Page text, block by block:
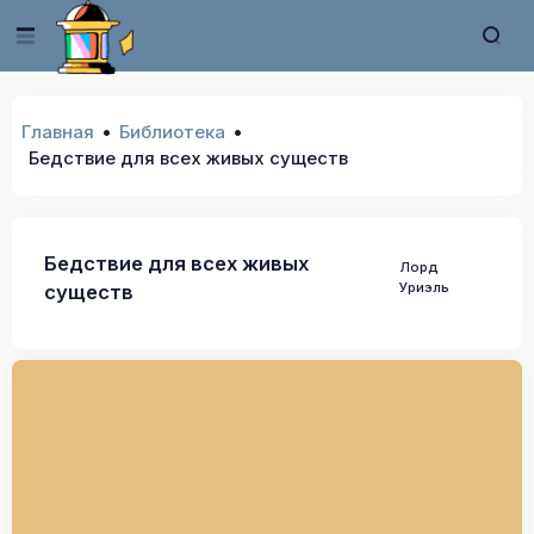
Главная
Библиотека
Бедствие для всех живых существ
Бедствие для всех живых
существ
Лорд
Уриэль